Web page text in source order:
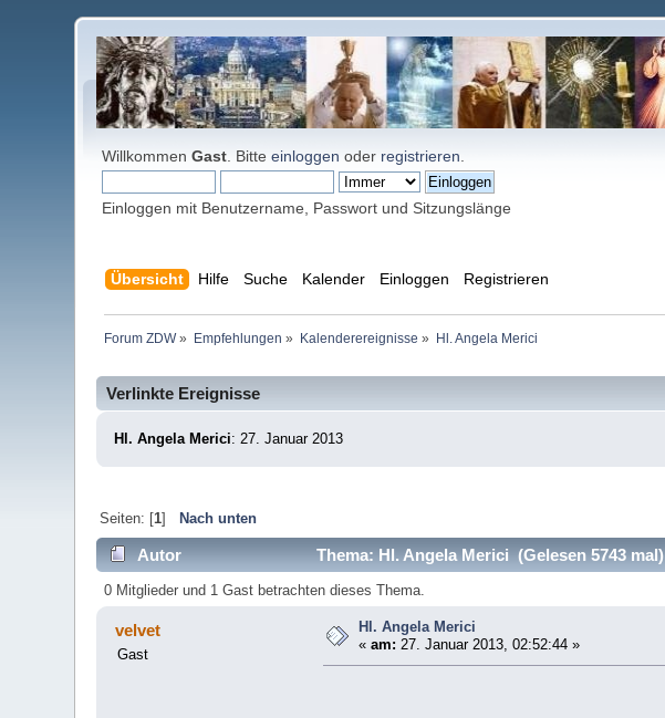
WillkommenGast . Bitteeinloggen oder registrieren
Einloggen mit Benutzername, Passwort und Sitzungslänge
Übersicht Hilfe Suche Kalender Einloggen Registrieren
Forum ZDW» Empfehlungen » Kalenderereignisse » Hl. Angela Merici
Verlinkte Ereignisse
Hl. Angela Merici: 27. Januar 2013
Seiten: [1] Nach unten
Autor Thema: Hl. Angela Merici (Gelesen 5743 mal)
0 Mitglieder und 1 Gast betrachten dieses Thema.
velvet
Gast
Hl. Angela Merici
«am: 27. Januar 2013, 02:52:44 »